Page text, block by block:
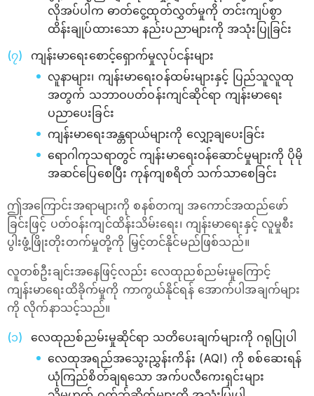
လိုအပ်ပါက ဓာတ်ငွေ့ထုတ်လွှတ်မှုကို တင်းကျပ်စွာ
ထိန်းချုပ်ထားသော နည်းပညာများကို အသုံးပြုခြင်း
ကျန်းမာရေးစောင့်ရှောက်မှုလုပ်ငန်းများ
လူနာများ၊ ကျန်းမာရေးဝန်ထမ်းများနှင့် ပြည်သူလူထု
အတွက် သဘာဝပတ်ဝန်းကျင်ဆိုင်ရာ ကျန်းမာရေး
ပညာပေးခြင်း
ကျန်းမာရေးအန္တရာယ်များကို လျှော့ချပေးခြင်း
ရောဂါကုသရာတွင် ကျန်းမာရေးဝန်ဆောင်မှုများကို ပိုမို
အဆင်ပြေစေပြီး ကုန်ကျစရိတ် သက်သာစေခြင်း
ဤအကြောင်းအရာများကို စနစ်တကျ အကောင်အထည်ဖော်
ခြင်းဖြင့် ပတ်ဝန်းကျင်ထိန်းသိမ်းရေး၊ ကျန်းမာရေးနှင့် လူမှုစီး
ပွါးဖွံ့ဖြိုးတိုးတက်မှုတို့ကို မြှင့်တင်နိုင်မည်ဖြစ်သည်။
လူတစ်ဦးချင်းအနေဖြင့်လည်း လေထုညစ်ညမ်းမှုကြောင့်
ကျန်းမာရေးထိခိုက်မှုကို ကာကွယ်နိုင်ရန် အောက်ပါအချက်များ
ကို လိုက်နာသင့်သည်။
လေထုညစ်ညမ်းမှုဆိုင်ရာ သတိပေးချက်များကို ဂရုပြုပါ
လေထုအရည်အသွေးညွှန်းကိန်း (AQI) ကို စစ်ဆေးရန်
ယုံကြည်စိတ်ချရသော အက်ပလီကေးရှင်းများ